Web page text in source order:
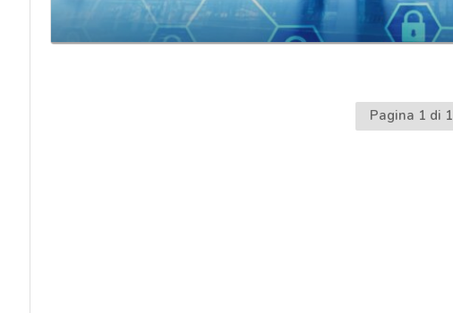
Pagina 1 di 1